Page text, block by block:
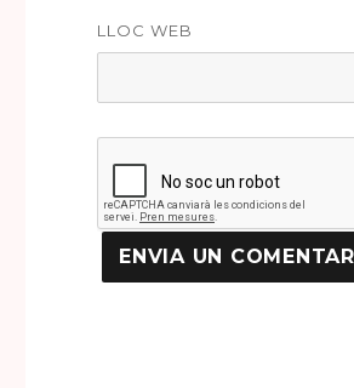
LLOC WEB